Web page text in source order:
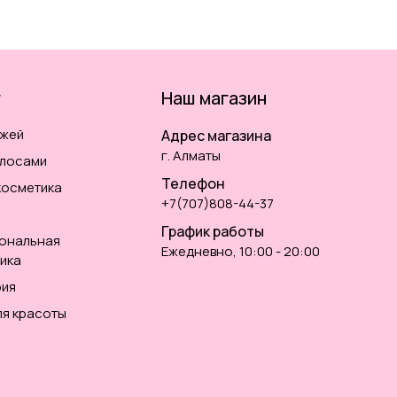
красоты
Наш магазин
Адрес магазина
г. Алматы
Телефон
+7(707)808-44-37
График работы
Ежедневно, 10:00 - 20:00